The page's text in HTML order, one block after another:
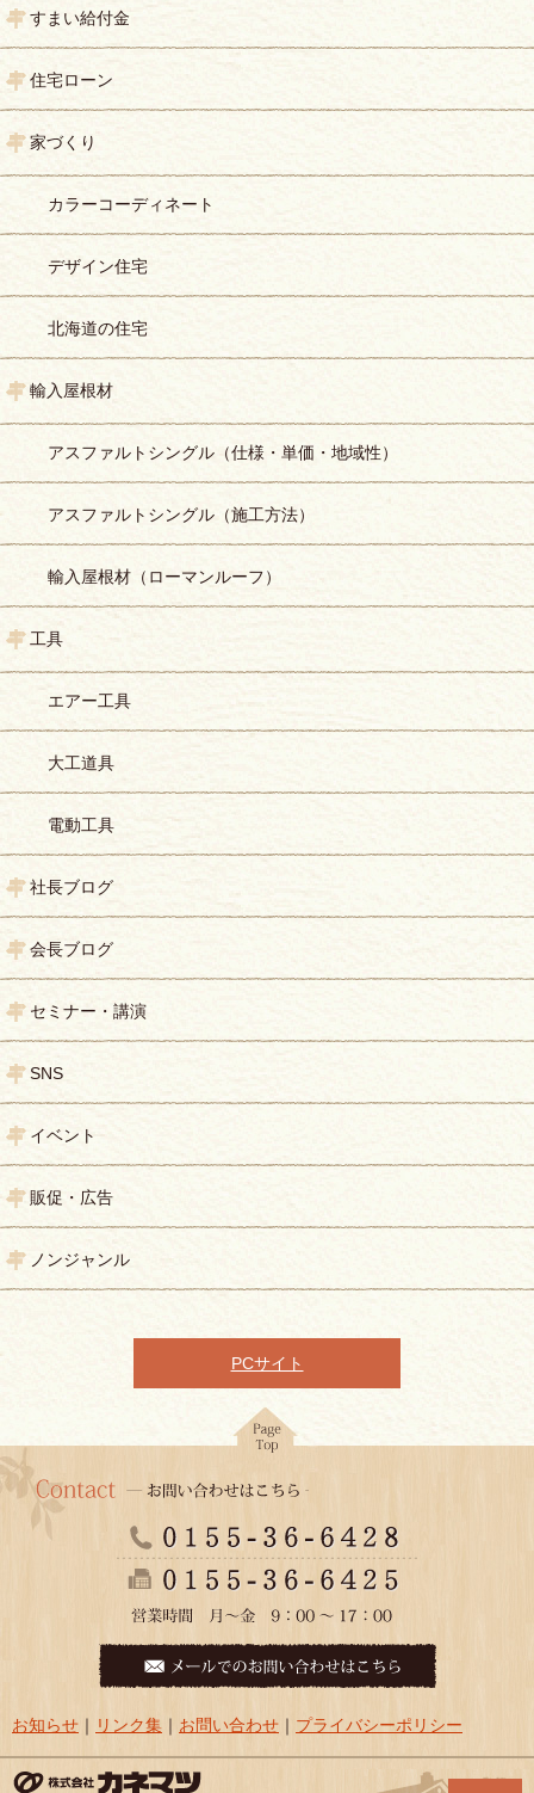
すまい給付金
住宅ローン
家づくり
カラーコーディネート
デザイン住宅
北海道の住宅
輸入屋根材
アスファルトシングル（仕様・単価・地域性）
アスファルトシングル（施工方法）
輸入屋根材（ローマンルーフ）
工具
エアー工具
大工道具
電動工具
社長ブログ
会長ブログ
セミナー・講演
SNS
イベント
販促・広告
ノンジャンル
PCサイト
お知らせ ｜ リンク集 ｜ お問い合わせ ｜ プライバシーポリシー